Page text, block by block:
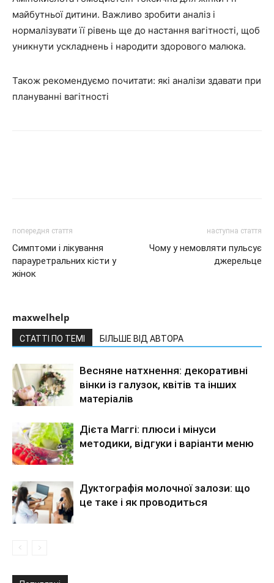
майбутньої дитини. Важливо зробити аналіз і
нормалізувати її рівень ще до настання вагітності, щоб
уникнути ускладнень і народити здорового малюка.
Також рекомендуємо почитати: які аналізи здавати при
плануванні вагітності
попередня стаття
Симптоми і лікування
парауретральних кісти у
жінок
наступна стаття
Чому у немовляти пульсує
джерельце
maxwelhelp
СТАТТІ ПО ТЕМІ БІЛЬШЕ ВІД АВТОРА
Весняне натхнення: декоративні
вінки із галузок, квітів та інших
матеріалів
Дієта Маггі: плюси і мінуси
методики, відгуки і варіанти меню
Дуктографія молочної залози: що
це таке і як проводиться